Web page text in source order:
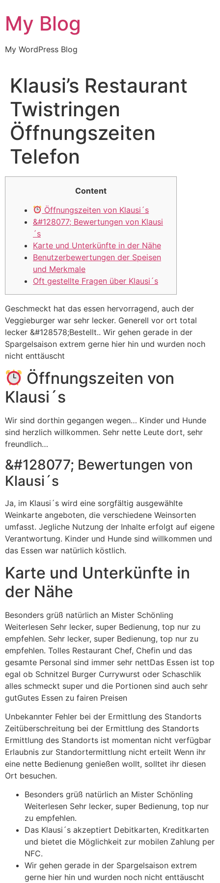
to
content
My Blog
My WordPress Blog
Klausi’s Restaurant
Twistringen
Öffnungszeiten
Telefon
Content
Öffnungszeiten von Klausi´s
&#128077; Bewertungen von Klausi
´s
Karte und Unterkünfte in der Nähe
Benutzerbewertungen der Speisen
und Merkmale
Oft gestellte Fragen über Klausi´s
Geschmeckt hat das essen hervorragend, auch der
Veggieburger war sehr lecker. Generell vor ort total
lecker &#128578;Bestellt.. Wir gehen gerade in der
Spargelsaison extrem gerne hier hin und wurden noch
nicht enttäuscht
Öffnungszeiten von
Klausi´s
Wir sind dorthin gegangen wegen… Kinder und Hunde
sind herzlich willkommen. Sehr nette Leute dort, sehr
freundlich…
&#128077; Bewertungen von
Klausi´s
Ja, im Klausi´s wird eine sorgfältig ausgewählte
Weinkarte angeboten, die verschiedene Weinsorten
umfasst. Jegliche Nutzung der Inhalte erfolgt auf eigene
Verantwortung. Kinder und Hunde sind willkommen und
das Essen war natürlich köstlich.
Karte und Unterkünfte in
der Nähe
Besonders grüß natürlich an Mister Schönling
Weiterlesen Sehr lecker, super Bedienung, top nur zu
empfehlen. Sehr lecker, super Bedienung, top nur zu
empfehlen. Tolles Restaurant Chef, Chefin und das
gesamte Personal sind immer sehr nettDas Essen ist top
egal ob Schnitzel Burger Currywurst oder Schaschlik
alles schmeckt super und die Portionen sind auch sehr
gutGutes Essen zu fairen Preisen
Unbekannter Fehler bei der Ermittlung des Standorts
Zeitüberschreitung bei der Ermittlung des Standorts
Ermittlung des Standorts ist momentan nicht verfügbar
Erlaubnis zur Standortermittlung nicht erteilt Wenn ihr
eine nette Bedienung genießen wollt, solltet ihr diesen
Ort besuchen.
Besonders grüß natürlich an Mister Schönling
Weiterlesen Sehr lecker, super Bedienung, top nur
zu empfehlen.
Das Klausi´s akzeptiert Debitkarten, Kreditkarten
und bietet die Möglichkeit zur mobilen Zahlung per
NFC.
Wir gehen gerade in der Spargelsaison extrem
gerne hier hin und wurden noch nicht enttäuscht